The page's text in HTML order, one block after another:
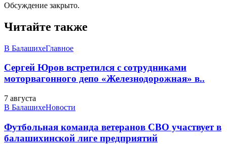
Обсуждение закрыто.
Читайте также
В БалашихеГлавное
Сергей Юров встретился с сотрудниками
моторвагонного депо «Железнодорожная» в..
7 августа
В БалашихеНовости
Футбольная команда ветеранов СВО участвует в
балашихинской лиге предприятий